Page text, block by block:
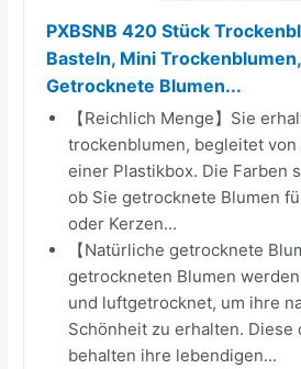
PXBSNB 420 Stück
Basteln, Mini
Getrocknete Blumen...
【Reichlich Menge】Sie
trockenblumen, begleitet
einer Plastikbox. Die Farben
ob Sie getrocknete Blumen
oder Kerzen...
【Natürliche getrocknete
getrockneten Blumen
und luftgetrocknet, um ihre
Schönheit zu erhalten. Diese
behalten ihre lebendigen...